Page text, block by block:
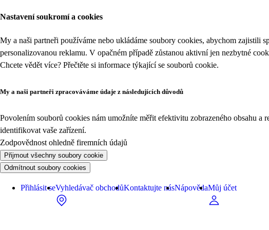
Nastavení soukromí a cookies
My a naši partneři používáme nebo ukládáme soubory cookies, abychom zajistili
personalizovanou reklamu. V opačném případě zůstanou aktivní jen nezbytné
Chcete vědět více? Přečtěte si informace týkající se souborů cookie.
My a naši partneři zpracováváme údaje z následujících důvodů
Povolením souborů cookies nám umožníte měřit efektivitu zobrazeného obsahu
identifikovat vaše zařízení.
Zodpovědnost ohledně firemních údajů
Přijmout všechny soubory cookie
Odmítnout soubory cookies
Přihlásit seVyhledávač obchodůKontaktujte násNápovědaMůj účet